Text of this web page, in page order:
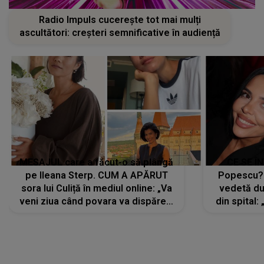
Radio Impuls cucerește tot mai mulți
ascultători: creșteri semnificative în audiență
MESAJUL care a făcut-o să plângă
pe Ileana Sterp. CUM A APĂRUT
sora lui Culiță în mediul online: „Va
veni ziua când povara va dispărea,
vedetă
din spital: